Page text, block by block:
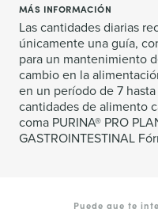
MÁS INFORMACIÓN
Las cantidades diarias
únicamente una guía,
para un mantenimiento
cambio en la
en un período de 7
cantidades de alimento
coma PURINA® PRO
GASTROINTESTINAL
Puede que te